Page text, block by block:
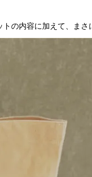
の内容に加えて、ま